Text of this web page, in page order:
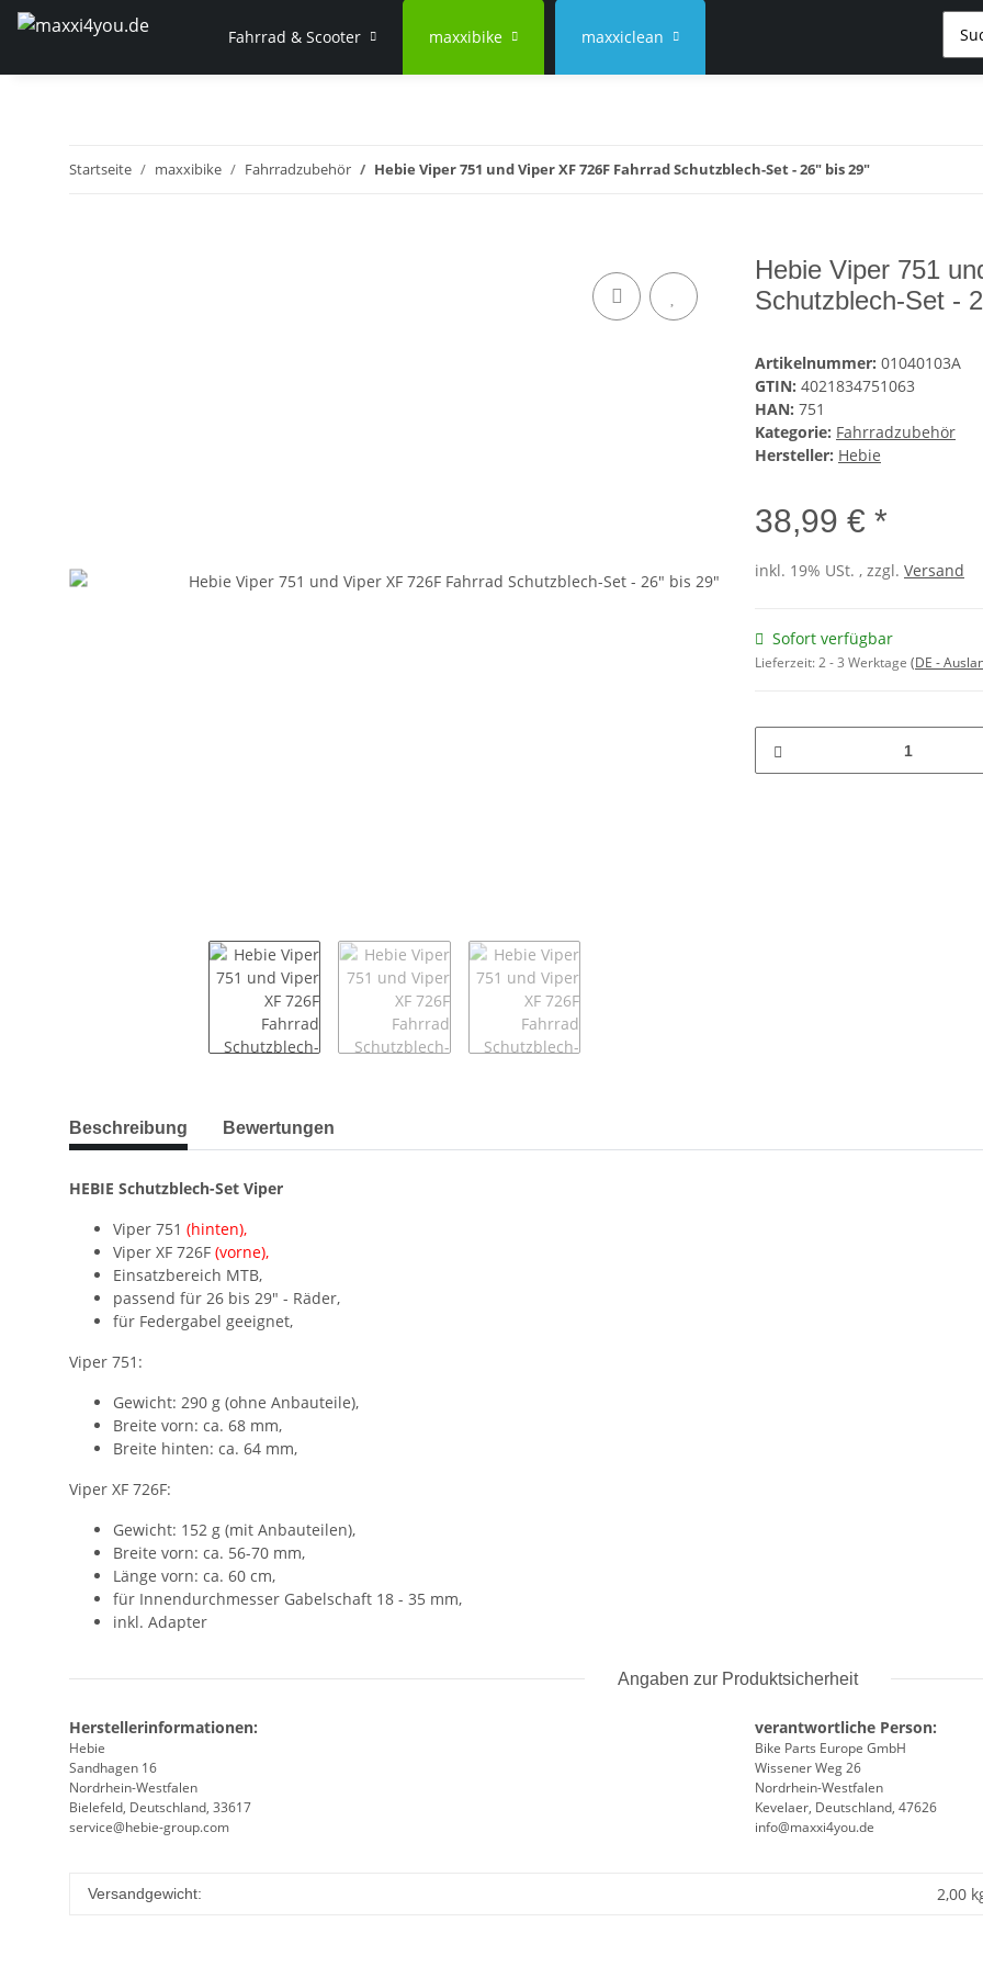
Fahrrad & Scooter maxxibike maxxiclean
Startseite maxxibike Fahrradzubehör Hebie Viper 751 und Viper XF 726F Fahrrad Schutzblech-Set - 26" bis 29"
Hebie Viper 751
Schutzblech-Set -
Artikelnummer: 01040103A
GTIN: 4021834751063
HAN: 751
Kategorie: Fahrradzubehör
Hersteller: Hebie
38,99 € *
inkl. 19% USt. , zzgl. Versand
Sofort verfügbar
Lieferzeit:2 - 3 Werktage (DE -
Beschreibung Bewertungen
HEBIE Schutzblech-Set Viper
Viper 751 (hinten),
Viper XF 726F (vorne),
Einsatzbereich MTB,
passend für 26 bis 29" - Räder,
für Federgabel geeignet,
Viper 751:
Gewicht: 290 g (ohne Anbauteile),
Breite vorn: ca. 68 mm,
Breite hinten: ca. 64 mm,
Viper XF 726F:
Gewicht: 152 g (mit Anbauteilen),
Breite vorn: ca. 56-70 mm,
Länge vorn: ca. 60 cm,
für Innendurchmesser Gabelschaft 18 - 35 mm,
inkl. Adapter
Angaben zur Produktsicherheit
Herstellerinformationen:
Hebie
Sandhagen 16
Nordrhein-Westfalen
Bielefeld, Deutschland, 33617
service@hebie-group.com
verantwortliche Person:
Bike Parts Europe GmbH
Wissener Weg 26
Nordrhein-Westfalen
Kevelaer, Deutschland, 47626
info@maxxi4you.de
Versandgewicht: 2,00